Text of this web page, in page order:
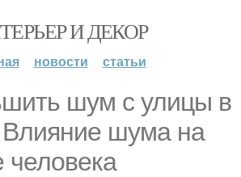
И ДЕКОР
новости статьи
шум с улицы в
Влияние шума на
человека